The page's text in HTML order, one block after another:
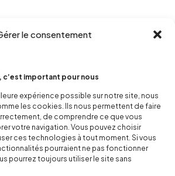
le consentement
important pour nous
expérience possible sur notre site, nous
les cookies. Ils nous permettent de faire
de comprendre ce que vous
votre navigation. Vous pouvez choisir
ces technologies à tout moment. Si vous
pourraient ne pas fonctionner
pourrez toujours utiliser le site sans